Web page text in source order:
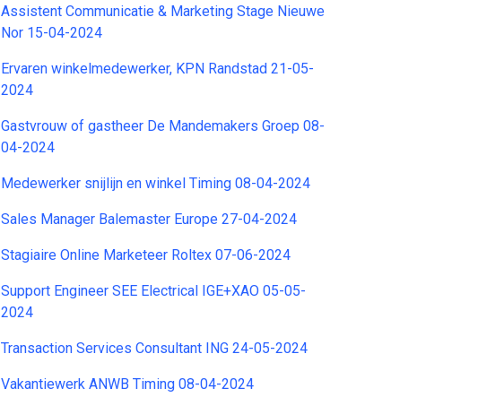
Assistent Communicatie & Marketing Stage Nieuwe
Nor 15-04-2024
Ervaren winkelmedewerker, KPN Randstad 21-05-
2024
Gastvrouw of gastheer De Mandemakers Groep 08-
04-2024
Medewerker snijlijn en winkel Timing 08-04-2024
Sales Manager Balemaster Europe 27-04-2024
Stagiaire Online Marketeer Roltex 07-06-2024
Support Engineer SEE Electrical IGE+XAO 05-05-
2024
Transaction Services Consultant ING 24-05-2024
Vakantiewerk ANWB Timing 08-04-2024